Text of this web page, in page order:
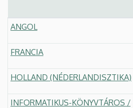
ANGOL
FRANCIA
HOLLAND (NÉDERLANDISZTIKA)
INFORMATIKUS-KÖNYVTÁROS /